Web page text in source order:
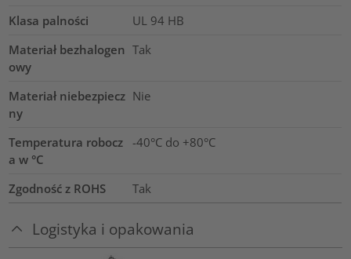
Klasa palności
UL 94 HB
Materiał bezhalogen
owy
Tak
Materiał niebezpiecz
ny
Nie
Temperatura robocz
a w °C
-40°C do +80°C
Zgodność z ROHS Tak
Logistyka i opakowania